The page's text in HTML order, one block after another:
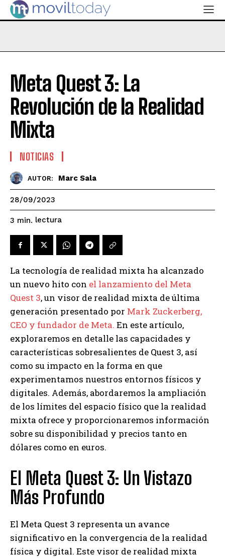
Meta Quest 3: La
Revolución de la Realidad
Mixta
NOTICIAS
AUTOR: Marc Sala
28/09/2023
3 min. lectura
La tecnología de realidad mixta ha alcanzado
un nuevo hito con el lanzamiento del Meta
Quest 3, un visor de realidad mixta de última
generación presentado por Mark Zuckerberg,
CEO y fundador de Meta. En este artículo,
exploraremos en detalle las capacidades y
características sobresalientes de Quest 3, así
como su impacto en la forma en que
experimentamos nuestros entornos físicos y
digitales. Además, abordaremos la ampliación
de los límites del espacio físico que la realidad
mixta ofrece y proporcionaremos información
sobre su disponibilidad y precios tanto en
dólares como en euros.
El Meta Quest 3: Un Vistazo
Más Profundo
El Meta Quest 3 representa un avance
significativo en la convergencia de la realidad
física y digital. Este visor de realidad mixta